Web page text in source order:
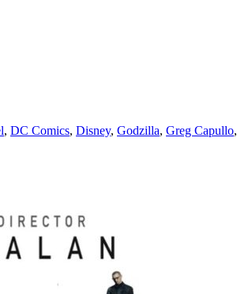
, DC Comics, Disney, Godzilla, Greg Capullo,